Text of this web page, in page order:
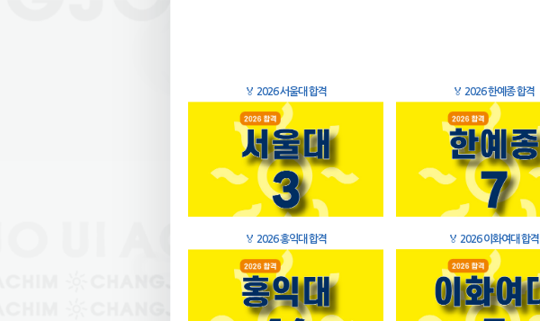
🏅 2026 서울대 합격 🏅 2026 한예종 합격
🏅 2026 홍익대 합격 🏅 2026 이화여대 합격